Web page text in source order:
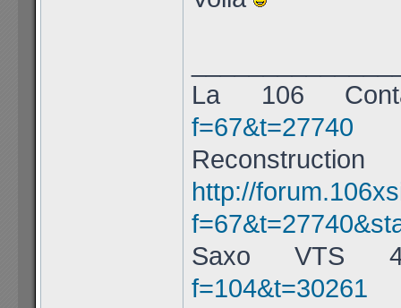
La 106
f=67&t=27740
http://
Saxo VTS
f=104&t=30261